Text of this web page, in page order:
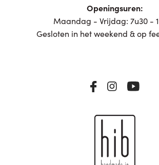
Openingsuren:
Maandag - Vrijdag: 7u30 -
Gesloten in het weekend & op